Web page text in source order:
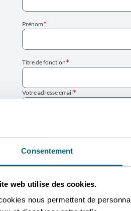
Consentement
web utilise des cookies.
nous permettent de
Prénom
Titre de fonction
Votre adresse email
VOTRE
Description du projet